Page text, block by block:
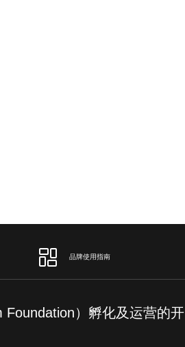
品牌使用指南
Foundation）孵化及运营的开